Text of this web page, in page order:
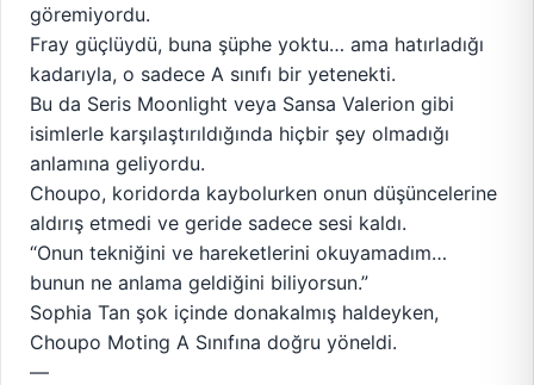
göremiyordu.
Fray güçlüydü, buna şüphe yoktu… ama hatırladığı
kadarıyla, o sadece A sınıfı bir yetenekti.
Bu da Seris Moonlight veya Sansa Valerion gibi
isimlerle karşılaştırıldığında hiçbir şey olmadığı
anlamına geliyordu.
Choupo, koridorda kaybolurken onun düşüncelerine
aldırış etmedi ve geride sadece sesi kaldı.
“Onun tekniğini ve hareketlerini okuyamadım…
bunun ne anlama geldiğini biliyorsun.”
Sophia Tan şok içinde donakalmış haldeyken,
Choupo Moting A Sınıfına doğru yöneldi.
—